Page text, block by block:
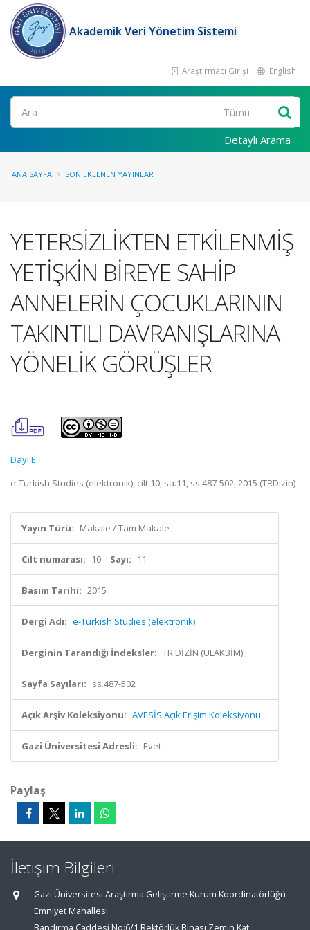
Akademik Veri Yönetim Sistemi
Araştırmacı Girişi English
Ara
Detaylı Arama
ANA SAYFA SON EKLENEN YAYINLAR
YETERSİZLİKTEN ETKİLENMİŞ
YETİŞKİN BİREYE SAHİP
ANNELERİN ÇOCUKLARININ
TAKINTILI DAVRANIŞLARINA
YÖNELİK GÖRÜŞLER
Dayı E.
e-Turkish Studies (elektronik), cilt.10, sa.11, ss.487-502, 2015 (TRDizin)
Yayın Türü: Makale / Tam Makale
Cilt numarası: 10 Sayı: 11
Basım Tarihi: 2015
Dergi Adı: e-Turkish Studies (elektronik)
Derginin Tarandığı İndeksler: TR DİZİN (ULAKBİM)
Sayfa Sayıları: ss.487-502
Açık Arşiv Koleksiyonu: AVESİS Açık Erişim Koleksiyonu
Gazi Üniversitesi Adresli: Evet
Paylaş
İletişim Bilgileri
Gazi Üniversitesi Araştırma Geliştirme Kurum Koordinatörlüğü
Emniyet Mahallesi
Bandırma Caddesi No:6/1 Rektörlük Binası Zemin Kat